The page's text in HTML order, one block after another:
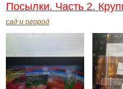
Посылки. Часть 2.
сад и огород